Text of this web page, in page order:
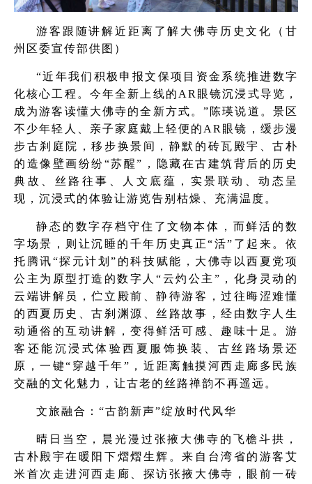
游客跟随讲解近距离了解大佛寺历史文化（甘
州区委宣传部供图）
“近年我们积极申报文保项目资金系统推进数字
化核心工程。今年全新上线的AR眼镜沉浸式导览，
成为游客读懂大佛寺的全新方式。”陈瑛说道。景区
不少年轻人、亲子家庭戴上轻便的AR眼镜，缓步漫
步古刹庭院，移步换景间，静默的砖瓦殿宇、古朴
的造像壁画纷纷“苏醒”，隐藏在古建筑背后的历史
典故、丝路往事、人文底蕴，实景联动、动态呈
现，沉浸式的体验让游览告别枯燥、充满温度。
静态的数字存档守住了文物本体，而鲜活的数
字场景，则让沉睡的千年历史真正“活”了起来。依
托腾讯“探元计划”的科技赋能，大佛寺以西夏党项
公主为原型打造的数字人“云灼公主”，化身灵动的
云端讲解员，伫立殿前、静待游客，过往晦涩难懂
的西夏历史、古刹渊源、丝路故事，经由数字人生
动通俗的互动讲解，变得鲜活可感、趣味十足。游
客还能沉浸式体验西夏服饰换装、古丝路场景还
原，一键“穿越千年”，近距离触摸河西走廊多民族
交融的文化魅力，让古老的丝路禅韵不再遥远。
文旅融合：“古韵新声”绽放时代风华
晴日当空，晨光漫过张掖大佛寺的飞檐斗拱，
古朴殿宇在暖阳下熠熠生辉。来自台湾省的游客艾
米首次走进河西走廊、探访张掖大佛寺，眼前一砖